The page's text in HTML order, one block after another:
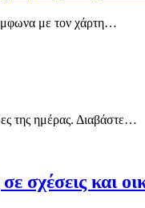
με τον χάρτη…
της ημέρας. Διαβάστε…
σχέσεις και